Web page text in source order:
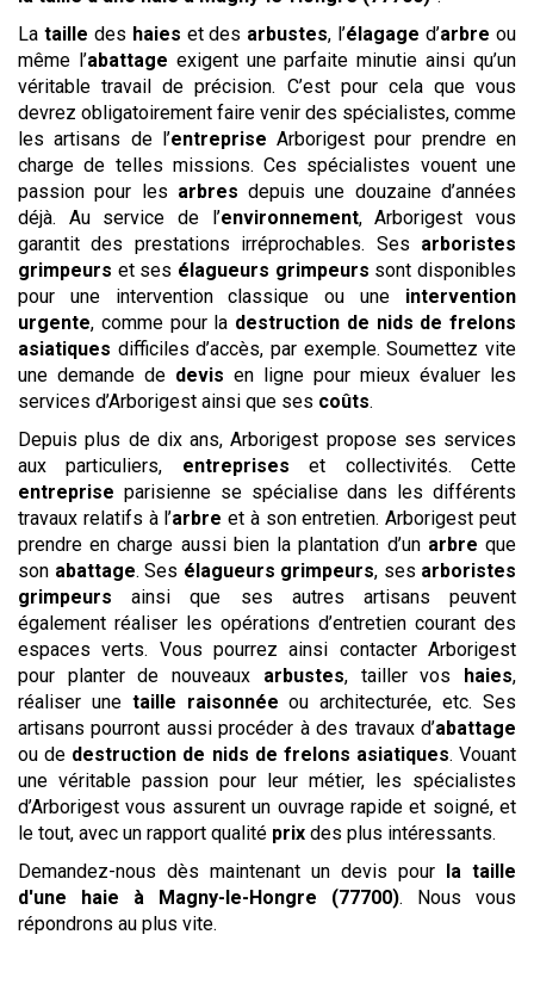
La taille des haies et des arbustes, l’élagage d’arbre ou
même l’abattage exigent une parfaite minutie ainsi qu’un
véritable travail de précision. C’est pour cela que vous
devrez obligatoirement faire venir des spécialistes, comme
les artisans de l’entreprise Arborigest pour prendre en
charge de telles missions. Ces spécialistes vouent une
passion pour les arbres depuis une douzaine d’années
déjà. Au service de l’environnement, Arborigest vous
garantit des prestations irréprochables. Ses arboristes
grimpeurs et ses élagueurs grimpeurs sont disponibles
pour une intervention classique ou une intervention
urgente, comme pour la destruction de nids de frelons
asiatiques difficiles d’accès, par exemple. Soumettez vite
une demande de devis en ligne pour mieux évaluer les
services d’Arborigest ainsi que ses coûts.
Depuis plus de dix ans, Arborigest propose ses services
aux particuliers, entreprises et collectivités. Cette
entreprise parisienne se spécialise dans les différents
travaux relatifs à l’arbre et à son entretien. Arborigest peut
prendre en charge aussi bien la plantation d’un arbre que
son abattage. Ses élagueurs grimpeurs, ses arboristes
grimpeurs ainsi que ses autres artisans peuvent
également réaliser les opérations d’entretien courant des
espaces verts. Vous pourrez ainsi contacter Arborigest
pour planter de nouveaux arbustes, tailler vos haies,
réaliser une taille raisonnée ou architecturée, etc. Ses
artisans pourront aussi procéder à des travaux d’abattage
ou de destruction de nids de frelons asiatiques. Vouant
une véritable passion pour leur métier, les spécialistes
d’Arborigest vous assurent un ouvrage rapide et soigné, et
le tout, avec un rapport qualité prix des plus intéressants.
Demandez-nous dès maintenant un devis pour la taille
d'une haie
à Magny-le-Hongre (77700). Nous vous
répondrons au plus vite.